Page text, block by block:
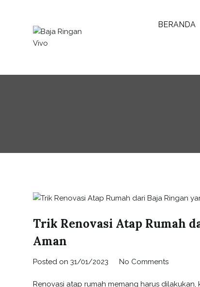
BERANDA
Trik Renovasi Atap Rumah
Aman
Posted on 31/01/2023 No Comments
Renovasi atap rumah memang harus